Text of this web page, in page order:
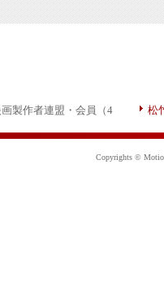
製作者連盟・会員（4
松
Copyrights ©